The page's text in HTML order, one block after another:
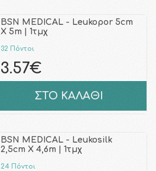
BSN MEDICAL - Leukopor 5cm
Χ 5m | 1τμχ
32 Πόντοι
3.57€
ΣΤΟ ΚΑΛΑΘΙ
BSN MEDICAL - Leukosilk
2,5cm Χ 4,6m | 1τμχ
24 Πόντοι